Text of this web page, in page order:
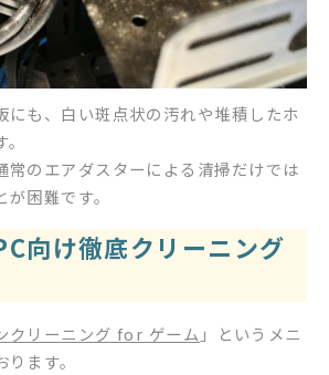
にも、白い斑点状の汚れや堆積したホ
常のエアダスターによる清掃だけでは
困難です。
向け徹底クリーニング
クリーニング for ゲーム 」というメニ
ます。